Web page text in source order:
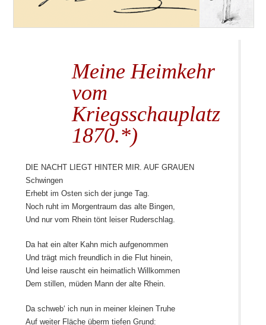
Meine Heimkehr
vom
Kriegsschauplatz
1870.*)
Die Nacht liegt hinter mir. Auf grauen
Schwingen
Erhebt im Osten sich der junge Tag.
Noch ruht im Morgentraum das alte Bingen,
Und nur vom Rhein tönt leiser Ruderschlag.
Da hat ein alter Kahn mich aufgenommen
Und trägt mich freundlich in die Flut hinein,
Und leise rauscht ein heimatlich Willkommen
Dem stillen, müden Mann der alte Rhein.
Da schweb‘ ich nun in meiner kleinen Truhe
Auf weiter Fläche überm tiefen Grund: